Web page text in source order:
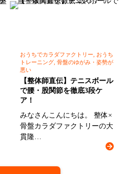
おうちでカラダファクトリー, おうち
トレーニング, 骨盤のゆがみ・姿勢が
悪い
【整体師直伝】テニスボール
で腰・股関節を徹底3段ケ
ア！
みなさんこんにちは。 整体×
骨盤カラダファクトリーの大
貫隆…